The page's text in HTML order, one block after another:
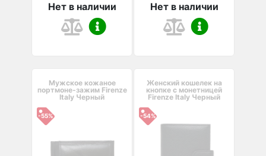
Нет в наличии Нет в наличии
Мужское кожаное
портмоне-зажим Firenze
Italy Черный
-55%
Женский кошелек на
кнопке с монетницей
Firenze Italy Черный
-54%